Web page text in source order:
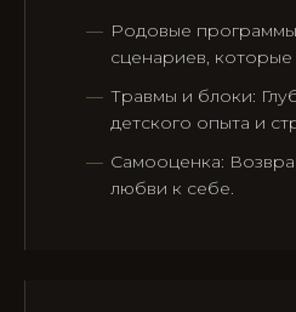
Родовые
сценариев,
Травмы и блоки:
детского опыта и
Самооценка:
любви к себе.